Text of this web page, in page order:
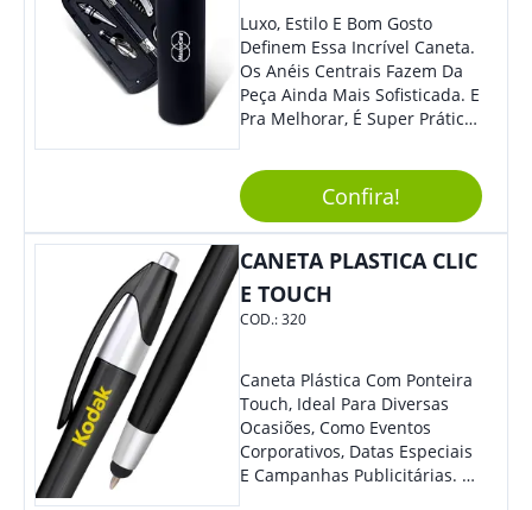
Luxo, Estilo E Bom Gosto
Definem Essa Incrível Caneta.
Os Anéis Centrais Fazem Da
Peça Ainda Mais Sofisticada. E
Pra Melhorar, É Super Prática
Por Giro. É De Impressionar!
Confira!
CANETA PLASTICA CLIC
E TOUCH
COD.:320
Caneta Plástica Com Ponteira
Touch, Ideal Para Diversas
Ocasiões, Como Eventos
Corporativos, Datas Especiais
E Campanhas Publicitárias. O